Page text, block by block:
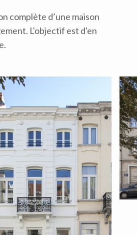
complète d’une maison
L'objectif est d'en